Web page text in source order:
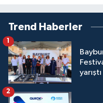
Trend Haberler
yarıştı
1
2